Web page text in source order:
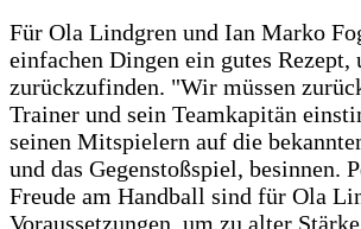
Für Ola Lindgren und Ian Marko
einfachen Dingen ein gutes
zurückzufinden. "Wir müssen
Trainer und sein Teamkapitän
seinen Mitspielern auf die
und das Gegenstoßspiel, besinnen.
Freude am Handball sind für Ola
Voraussetzungen, um zu alter